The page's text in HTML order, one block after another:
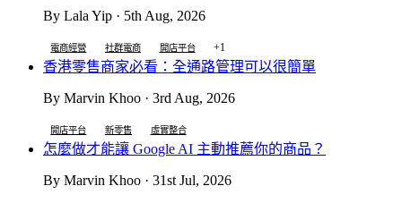
By Lala Yip · 5th Aug, 2026
電商經營 社群電商 開店平台 +1
香港零售商家必看：全通路管理可以很簡單
By Marvin Khoo · 3rd Aug, 2026
開店平台 新零售 虛實整合
怎麼做才能讓 Google AI 主動推薦你的商品？
By Marvin Khoo · 31st Jul, 2026